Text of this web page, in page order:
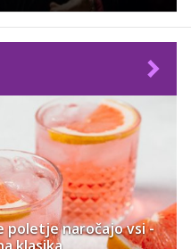
poletje naročajo vsi -